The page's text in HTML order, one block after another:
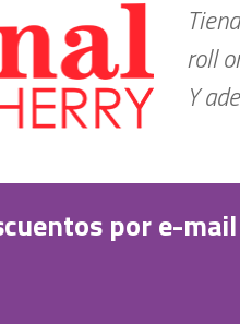
roll
Y
por e-mail